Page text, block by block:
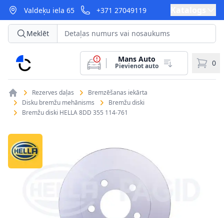
Valdeķu iela 65 +371 27049119
CarParts
Meklēt
Mans Auto
Pievienot auto 0
Rezerves daļas
Bremzēšanas iekārta
Disku bremžu mehānisms
Bremžu diski
Bremžu diski HELLA 8DD 355 114-761